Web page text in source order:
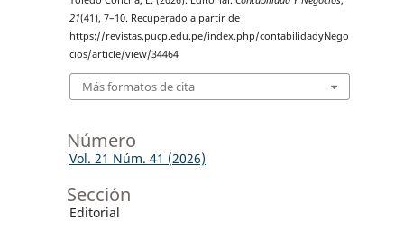
21(41), 7–10. Recuperado a partir de
https://revistas.pucp.edu.pe/index.php/contabilidadyNego
cios/article/view/34464
Más formatos de cita
Número
Vol. 21 Núm. 41 (2026)
Sección
Editorial